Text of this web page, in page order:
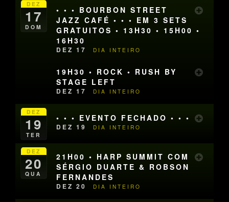
DEZ
17
DOM
• • • BOURBON STREET
JAZZ CAFÉ • • • EM 3 SETS
GRATUITOS • 13H30 • 15H00 •
16H30
DEZ 17 DIA INTEIRO
19H30 • ROCK • RUSH BY
STAGE LEFT
DEZ 17 DIA INTEIRO
DEZ
19
TER
• • • EVENTO FECHADO • • •
DEZ 19 DIA INTEIRO
DEZ
20
QUA
21H00 • HARP SUMMIT COM
SÉRGIO DUARTE & ROBSON
FERNANDES
DEZ 20 DIA INTEIRO